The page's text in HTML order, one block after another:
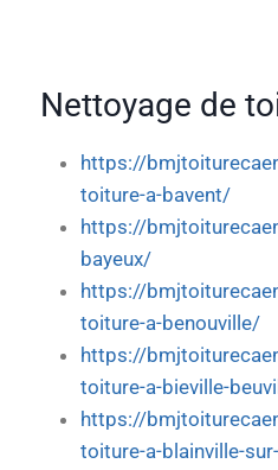
Nettoyage de
https://
toiture-a-bavent/
https://
bayeux/
https://
toiture-a-benouville/
https://
toiture-a-bieville-
https://
toiture-a-blainville-